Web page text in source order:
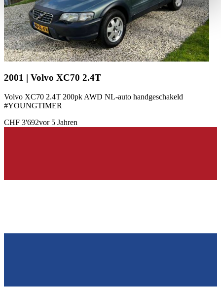
weiteren Daten zusammen, die Sie ihnen bereitgestellt
haben oder die sie im Rahmen Ihrer Nutzung der Dienste
gesammelt haben.
Datenschutzerklärung
2001 | Volvo XC70 2.4T
Volvo XC70 2.4T 200pk AWD NL-auto handgeschakeld
#YOUNGTIMER
CHF 3'692vor 5 Jahren